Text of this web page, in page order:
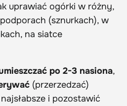
uprawiać ogórki w różny,
(sznurkach), w
na siatce
po 2-3 nasiona,
(przerzedzać)
i pozostawić